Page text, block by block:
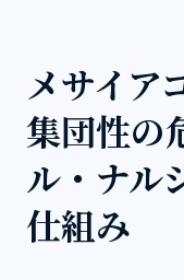
メサイア
集団性の
ル・ナル
仕組み